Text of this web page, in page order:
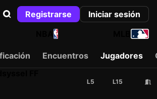
Registrarse
Iniciar sesión
NBA
Encuentros Jugadores
L5 L15